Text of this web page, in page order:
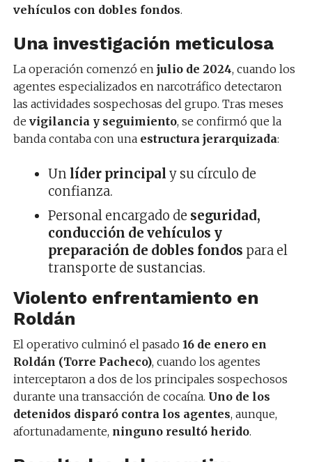
vehículos con dobles fondos.
Una investigación meticulosa
La operación comenzó en julio de 2024, cuando los
agentes especializados en narcotráfico detectaron
las actividades sospechosas del grupo. Tras meses
de vigilancia y seguimiento, se confirmó que la
banda contaba con una estructura jerarquizada:
Un líder principal y su círculo de
confianza.
Personal encargado de seguridad,
conducción de vehículos y
preparación de dobles fondos para el
transporte de sustancias.
Violento enfrentamiento en
Roldán
El operativo culminó el pasado 16 de enero en
Roldán (Torre Pacheco), cuando los agentes
interceptaron a dos de los principales sospechosos
durante una transacción de cocaína. Uno de los
detenidos disparó contra los agentes, aunque,
afortunadamente, ninguno resultó herido.